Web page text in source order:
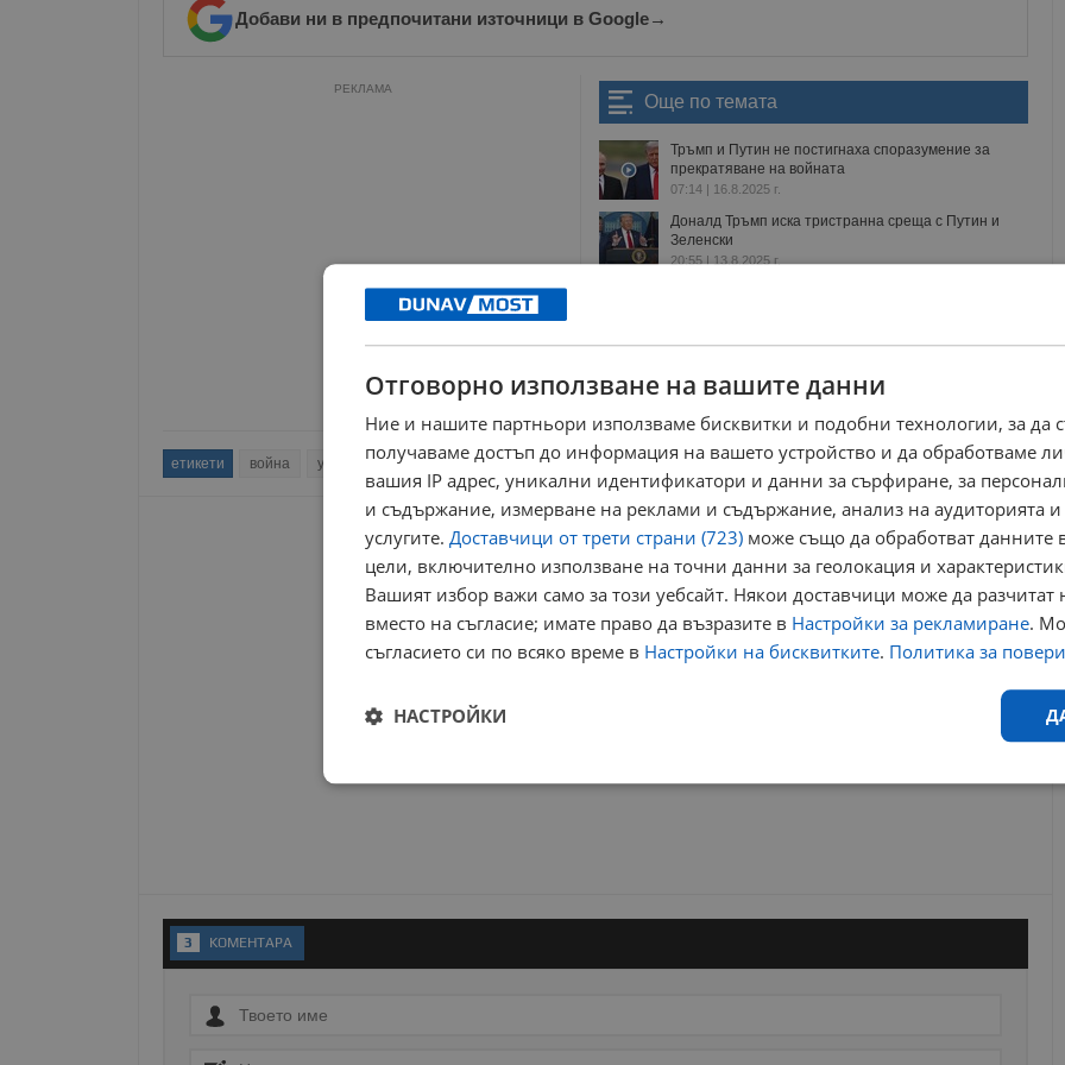
Добави ни в предпочитани източници в Google→
РЕКЛАМА
Още по темата
Тръмп и Путин не постигнаха споразумение за
прекратяване на войната
07:14 | 16.8.2025 г.
Доналд Тръмп иска тристранна среща с Путин и
Зеленски
20:55 | 13.8.2025 г.
Великобритания ще проведат разговор...
етикети война украйна президент путин аляска мир тръмп споразумения зеленски
3 KОМЕНТАРA
Отговорно използване на вашите данни
Ние и нашите партньори използваме бисквитки и подобни технологии, за да
получаваме достъп до информация на вашето устройство и да обработваме
вашия IP адрес, уникални идентификатори и данни за сърфиране, за
и съдържание, измерване на реклами и съдържание, анализ на аудиторията
услугите. Доставчици от трети страни (723) може също да обработват данните
цели, включително използване на точни данни за геолокация и
Вашият избор важи само за този уебсайт. Някои доставчици може да разчитат
вместо на съгласие; имате право да възразите в Настройки за рекламиране.
съгласието си по всяко време в Настройки на бисквитките. Политика за
НАСТРОЙКИ
Строго
Ефективност Таргетиране Функционалност
Строго необходимо Ефективност Таргетиране Функционалност